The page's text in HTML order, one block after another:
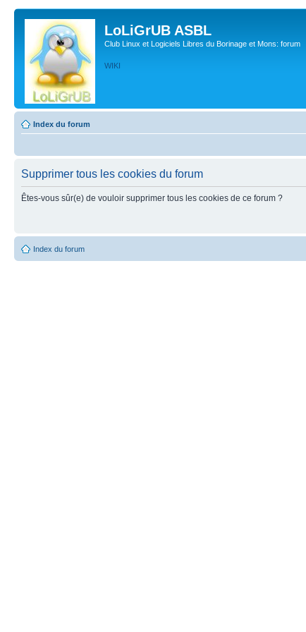
LoLiGrUB ASBL
Club Linux et Logiciels Libres du Borinage et Mons: forum
WIKI
Index du forum
Supprimer tous les cookies du forum
Êtes-vous sûr(e) de vouloir supprimer tous les cookies de ce forum ?
Index du forum